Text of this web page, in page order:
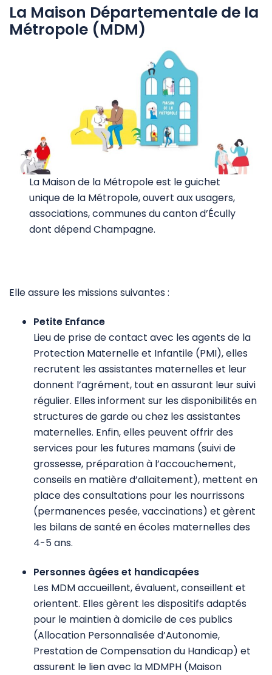
La Maison Départementale de la
Métropole (MDM)
La Maison de la Métropole est le guichet
unique de la Métropole, ouvert aux usagers,
associations, communes du canton d’Écully
dont dépend Champagne.
Elle assure les missions suivantes :
Petite Enfance
Lieu de prise de contact avec les agents de la
Protection Maternelle et Infantile (PMI), elles
recrutent les assistantes maternelles et leur
donnent l’agrément, tout en assurant leur suivi
régulier. Elles informent sur les disponibilités en
structures de garde ou chez les assistantes
maternelles. Enfin, elles peuvent offrir des
services pour les futures mamans (suivi de
grossesse, préparation à l’accouchement,
conseils en matière d’allaitement), mettent en
place des consultations pour les nourrissons
(permanences pesée, vaccinations) et gèrent
les bilans de santé en écoles maternelles des
4-5 ans.
Personnes âgées et handicapées
Les MDM accueillent, évaluent, conseillent et
orientent. Elles gèrent les dispositifs adaptés
pour le maintien à domicile de ces publics
(Allocation Personnalisée d’Autonomie,
Prestation de Compensation du Handicap) et
assurent le lien avec la MDMPH (Maison